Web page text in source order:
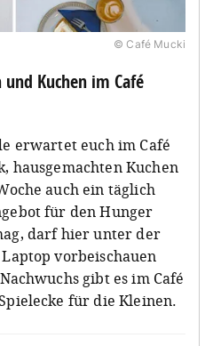
© Café Mucki
und Kuchen im Café
erwartet euch im Café
hausgemachten Kuchen
auch ein täglich
für den Hunger
darf hier unter der
vorbeischauen
gibt es im Café
für die Kleinen.